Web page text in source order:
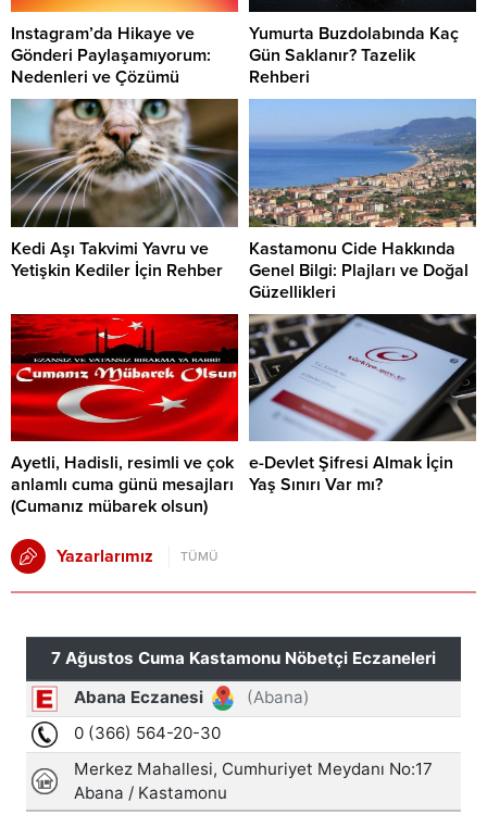
Instagram’da Hikaye ve
Gönderi Paylaşamıyorum:
Nedenleri ve Çözümü
Yumurta Buzdolabında Kaç
Gün Saklanır? Tazelik
Rehberi
Kedi Aşı Takvimi Yavru ve
Yetişkin Kediler İçin Rehber
Kastamonu Cide Hakkında
Genel Bilgi: Plajları ve Doğal
Güzellikleri
Ayetli, Hadisli, resimli ve çok
anlamlı cuma günü mesajları
(Cumanız mübarek olsun)
e-Devlet Şifresi Almak İçin
Yaş Sınırı Var mı?
Yazarlarımız TÜMÜ